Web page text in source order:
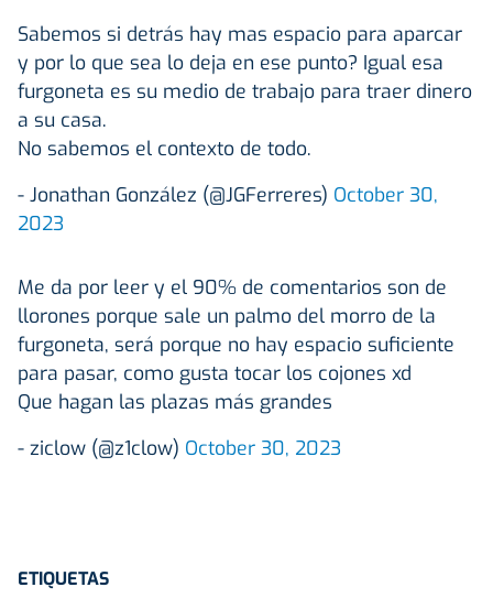
Sabemos si detrás hay mas espacio para aparcar
y por lo que sea lo deja en ese punto? Igual esa
furgoneta es su medio de trabajo para traer dinero
a su casa.
No sabemos el contexto de todo.
- Jonathan González (@JGFerreres) October 30,
2023
Me da por leer y el 90% de comentarios son de
llorones porque sale un palmo del morro de la
furgoneta, será porque no hay espacio suficiente
para pasar, como gusta tocar los cojones xd
Que hagan las plazas más grandes
- ziclow (@z1clow) October 30, 2023
ETIQUETAS